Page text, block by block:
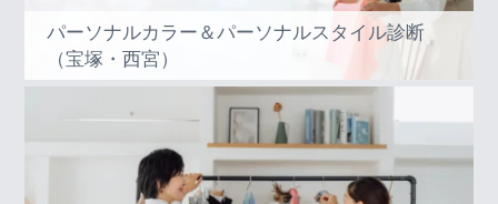
パーソナルカラー＆パーソナルスタイル診断
（宝塚・西宮）